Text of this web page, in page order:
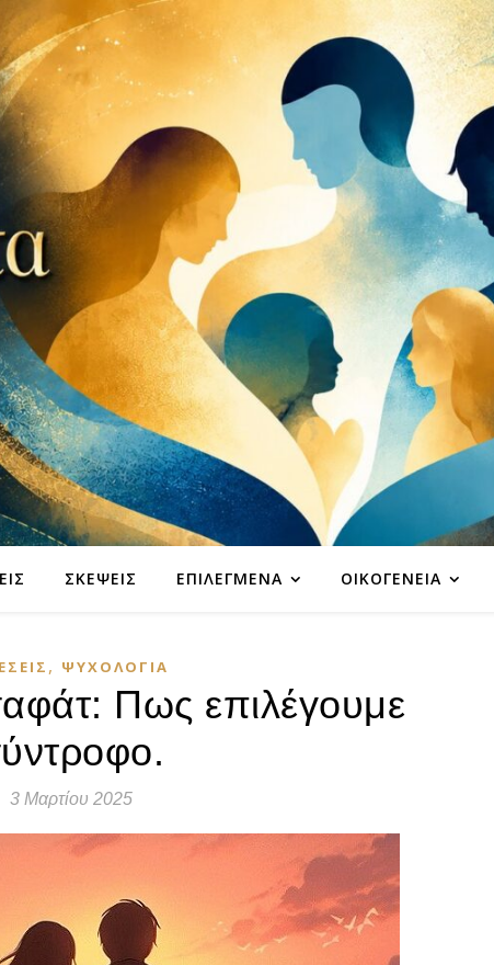
ΣΚΈΨΕΙΣ ΕΠΙΛΕΓΜΈΝΑ ΟΙΚΟΓΈΝΕΙΑ
, ΨΥΧΟΛΟΓΊΑ
Πως επιλέγουμε
3 Μαρτίου 2025